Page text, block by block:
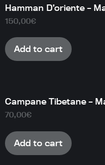
Hamman D’oriente –
150,00€
Add to cart
Campane Tibetane –
70,00€
Add to cart